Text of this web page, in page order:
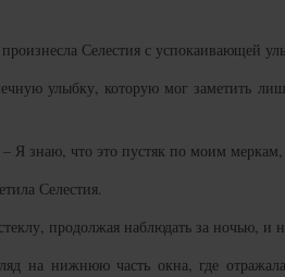
Селестия с успокаивающей
улыбку, которую мог заметить
Я знаю, что это пустяк по моим
Селестия.
продолжая наблюдать за ночью, и
на нижнюю часть окна, где